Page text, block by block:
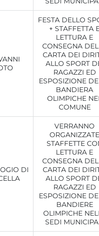
FESTA DELLO
+ STAFFETTA
LETTURA E
CONSEGNA
CARTA DEI
ALLO SPORT
RAGAZZI ED
ESPOSIZIONE
BANDIERA
OLIMPICHE
COMUNE
DI
VERRANNO
ORGANIZZATE
STAFFETTE
LETTURA E
CONSEGNA
CARTA DEI
ALLO SPORT
RAGAZZI ED
ESPOSIZIONE
BANDIERE
OLIMPICHE
SEDI